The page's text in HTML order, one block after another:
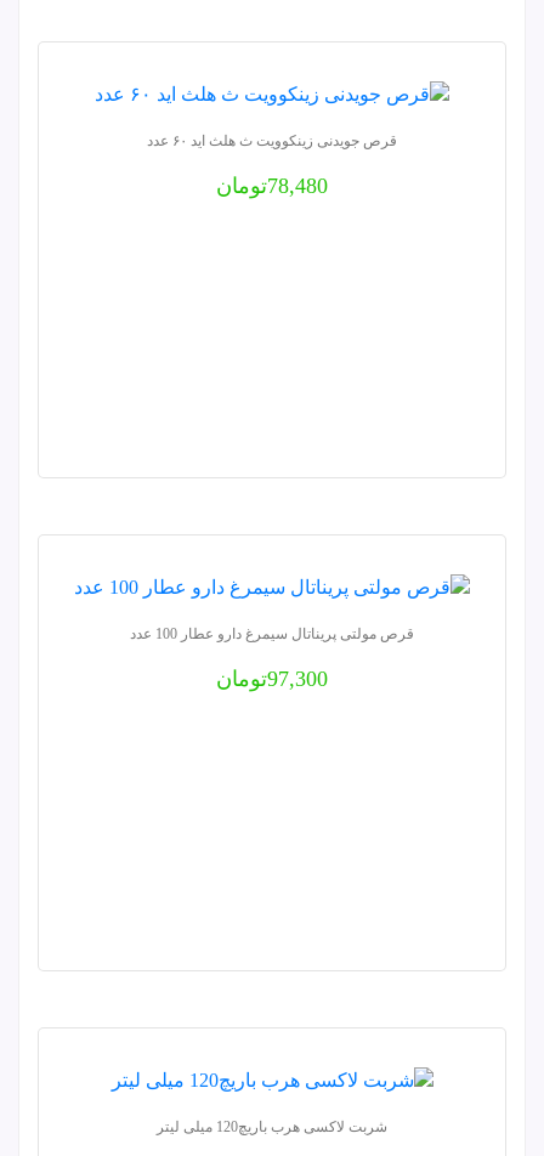
قرص جویدنی زینکوویت ث هلث اید ۶۰ عدد
78,480تومان
قرص مولتی پریناتال سیمرغ دارو عطار 100 عدد
97,300تومان
شربت لاکسی هرب باریچ120 میلی لیتر